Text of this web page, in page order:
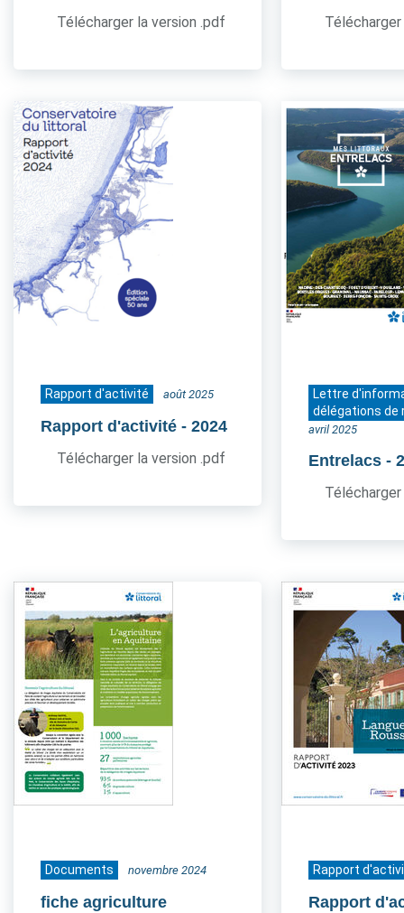
Télécharger la version .pdf
Rapport d'activité août 2025
Rapport d'activité - 2024
Télécharger la version .pdf
Lettre
délégations de
avril 2025
Entrelacs -
Documents novembre 2024
fiche agriculture
Rapport
Rapport